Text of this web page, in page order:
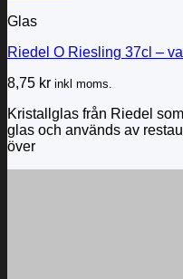
Glas
Riedel O Riesling 37cl –
8,75 kr inkl moms.
Kristallglas från Riedel
glas och används av
över